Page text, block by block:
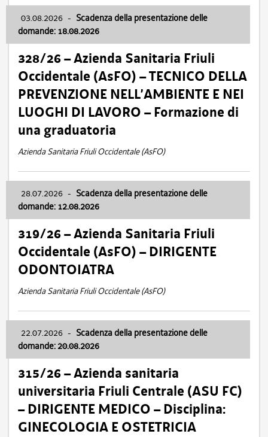
03.08.2026 - Scadenza della presentazione delle
domande: 18.08.2026
328/26 – Azienda Sanitaria Friuli
Occidentale (AsFO) – TECNICO DELLA
PREVENZIONE NELL’AMBIENTE E NEI
LUOGHI DI LAVORO – Formazione di
una graduatoria
Azienda Sanitaria Friuli Occidentale (AsFO)
28.07.2026 - Scadenza della presentazione delle
domande: 12.08.2026
319/26 – Azienda Sanitaria Friuli
Occidentale (AsFO) – DIRIGENTE
ODONTOIATRA
Azienda Sanitaria Friuli Occidentale (AsFO)
22.07.2026 - Scadenza della presentazione delle
domande: 20.08.2026
315/26 – Azienda sanitaria
universitaria Friuli Centrale (ASU FC)
– DIRIGENTE MEDICO – Disciplina:
GINECOLOGIA E OSTETRICIA